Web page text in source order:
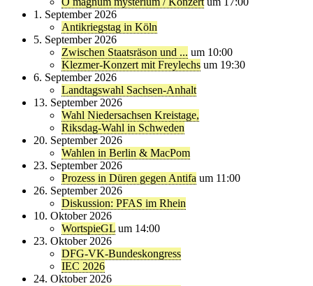
1. September 2026
Antikriegstag in Köln
5. September 2026
Zwischen Staatsräson und ... um 10:00
Klezmer-Konzert mit Freylechs um 19:30
6. September 2026
Landtagswahl Sachsen-Anhalt
13. September 2026
Wahl Niedersachsen Kreistage,
Riksdag-Wahl in Schweden
20. September 2026
Wahlen in Berlin & MacPom
23. September 2026
Prozess in Düren gegen Antifa um 11:00
26. September 2026
Diskussion: PFAS im Rhein
10. Oktober 2026
WortspieGL um 14:00
23. Oktober 2026
DFG-VK-Bundeskongress
IEC 2026
24. Oktober 2026